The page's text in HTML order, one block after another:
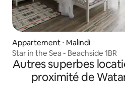
Appartement ⋅ Malindi
Star in the Sea - Beachside 1BR
Autres superbes
proximité de